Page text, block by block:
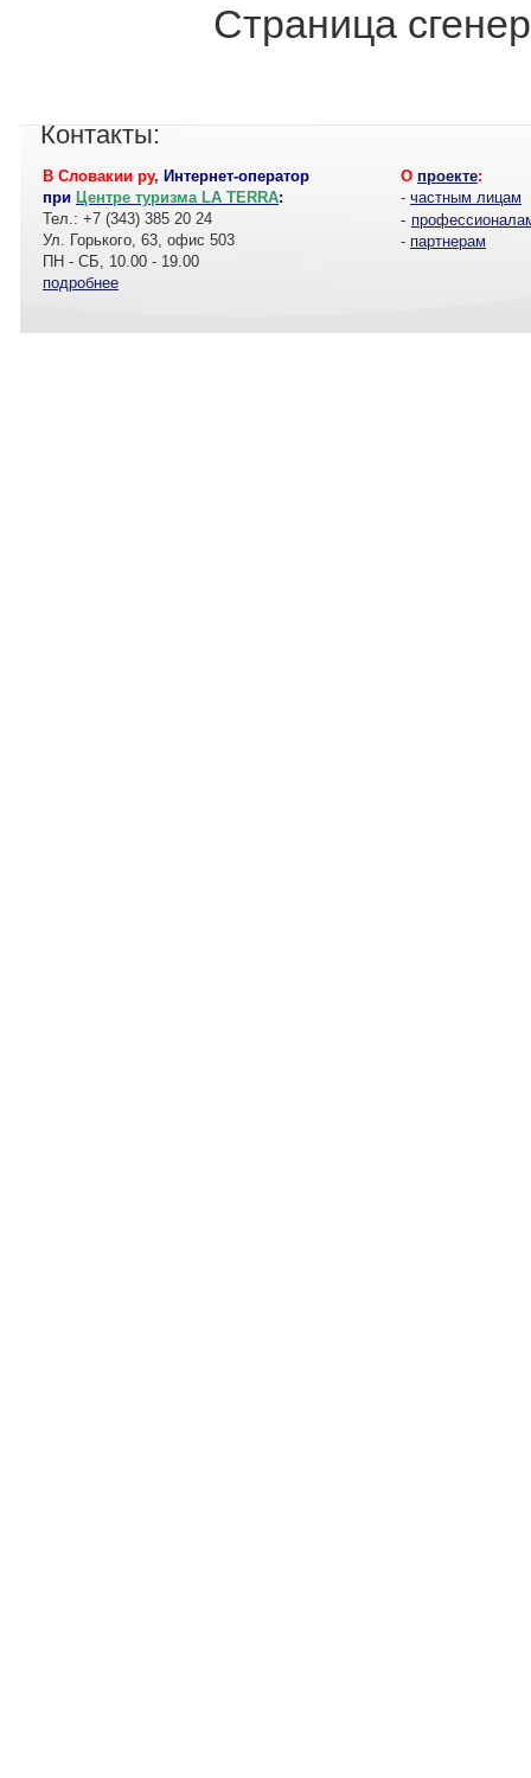
Страница
Контакты:
В Словакии ру, Интернет-оператор
при Центре туризма LA TERRA:
Тел.: +7 (343) 385 20 24
Ул. Горького, 63, офис 503
ПН - СБ, 10.00 - 19.00
подробнее
О проекте:
- частным лицам
-
- партнерам